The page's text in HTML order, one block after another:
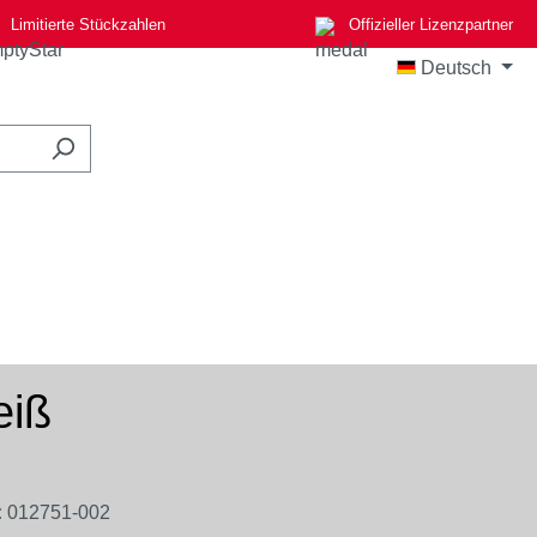
Limitierte Stückzahlen Offizieller Lizenzpartner
Deutsch
012751-002